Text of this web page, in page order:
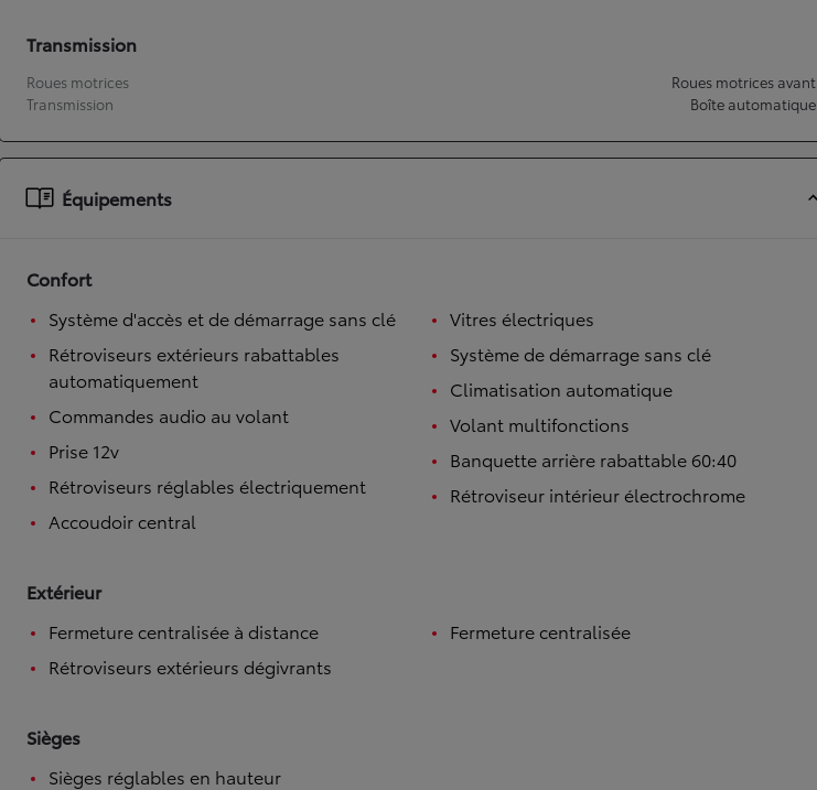
À partir de 19 700 €
Nouvelle Yaris Cross
HYBRIDE
Transmission
Roues motrices
Roues motrices avant
Transmission
Boîte automatique
Équipements
Confort
Système d'accès et de démarrage sans clé
Rétroviseurs extérieurs rabattables
automatiquement
Commandes audio au volant
Prise 12v
Rétroviseurs réglables électriquement
Accoudoir central
Vitres électriques
Système de démarrage sans clé
Climatisation automatique
Volant multifonctions
Banquette arrière rabattable 60:40
Rétroviseur intérieur électrochrome
Extérieur
Fermeture centralisée à distance
Rétroviseurs extérieurs dégivrants
Fermeture centralisée
Sièges
Sièges réglables en hauteur